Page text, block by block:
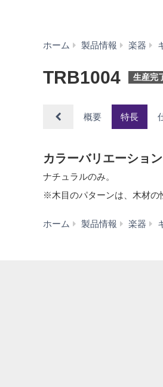
ホーム 製品情報 楽器
TRB1004 生産完
概要 特長
カラーバリエーション
ナチュラルのみ。
※木目のパターンは、木材の
ホーム 製品情報 楽器